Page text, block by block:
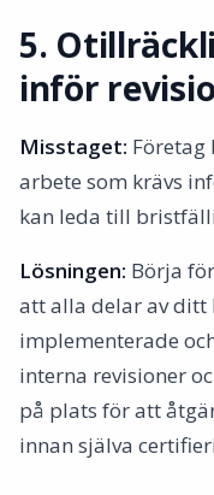
5.
inför
Misstaget: Företag
arbete som krävs
kan leda till
Lösningen: Börja
att alla delar av ditt
implementerade
interna revisioner
på plats för att
innan själva